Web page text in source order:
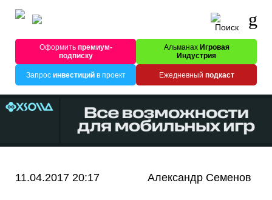
Оформитьпремиум-
подписку
Альманах Игровая
Индустрия
Запрос инвестицийв проект Ежедневный подкаст
11.04.2017 20:17 Александр Семенов